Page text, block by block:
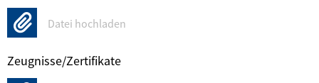
Datei hochladen
Zeugnisse/Zertifikate